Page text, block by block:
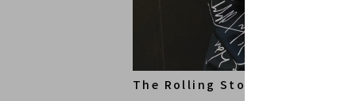
The Rolling Stones(ザ・ローリン